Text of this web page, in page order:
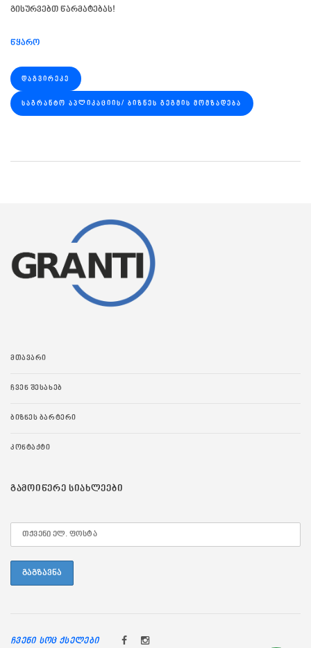
გისურვებთ წარმატებას!
წყარო
ᲓᲐᲒᲕᲘᲠᲔᲙᲔ
ᲡᲐᲒᲠᲐᲜᲢᲝ ᲐᲞᲚᲘᲙᲐᲪᲘᲘᲡ/ ᲑᲘᲖᲜᲔᲡ ᲒᲔᲒᲛᲘᲡ ᲛᲝᲛᲖᲐᲓᲔᲑᲐ
ᲛᲗᲐᲕᲐᲠᲘ
ᲩᲕᲔᲜ ᲨᲔᲡᲐᲮᲔᲑ
ᲑᲘᲖᲜᲔᲡ ᲑᲐᲠᲢᲔᲠᲘ
ᲙᲝᲜᲢᲐᲥᲢᲘ
ᲒᲐᲛᲝᲘᲬᲔᲠᲔ ᲡᲘᲐᲮᲚᲔᲔᲑᲘ
ჩვენი სოც ქსელები